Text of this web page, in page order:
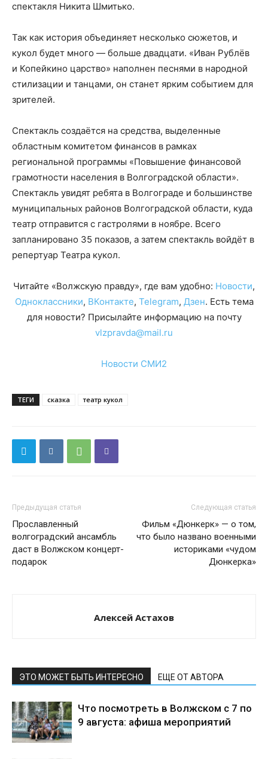
спектакля Никита Шмитько.
Так как история объединяет несколько сюжетов, и
кукол будет много — больше двадцати. «Иван Рублёв
и Копейкино царство» наполнен песнями в народной
стилизации и танцами, он станет ярким событием для
зрителей.
Спектакль создаётся на средства, выделенные
областным комитетом финансов в рамках
региональной программы «Повышение финансовой
грамотности населения в Волгоградской области».
Спектакль увидят ребята в Волгограде и большинстве
муниципальных районов Волгоградской области, куда
театр отправится с гастролями в ноябре. Всего
запланировано 35 показов, а затем спектакль войдёт в
репертуар Театра кукол.
Читайте «Волжскую правду», где вам удобно: Новости,
Одноклассники, ВКонтакте, Telegram, Дзен. Есть тема
для новости? Присылайте информацию на почту
vlzpravda@mail.ru
Новости СМИ2
ТЕГИ сказка театр кукол
Предыдущая статья
Прославленный
волгоградский ансамбль
даст в Волжском концерт-
подарок
Следующая статья
Фильм «Дюнкерк» — о том,
что было названо военными
историками «чудом
Дюнкерка»
Алексей Астахов
ЭТО МОЖЕТ БЫТЬ ИНТЕРЕСНО ЕЩЕ ОТ АВТОРА
Что посмотреть в Волжском с 7 по
9 августа: афиша мероприятий